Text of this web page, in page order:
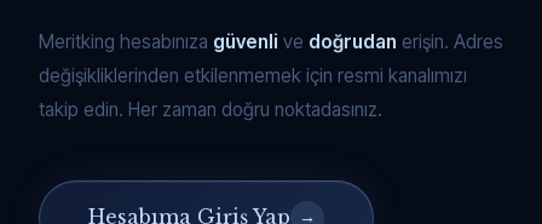
Meritking hesabınıza güvenli ve doğrudan erişin. Adres
değişikliklerinden etkilenmemek için resmi kanalımızı
takip edin. Her zaman doğru noktadasınız.
Hesabıma Giriş Yap →